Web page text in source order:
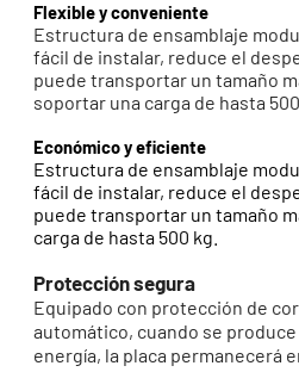
Flexible y conveniente
Estructura de ensamblaje
fácil de instalar, reduce el
puede transportar un tamaño
soportar una carga de hasta 500
Económico y eficiente
Estructura de ensamblaje
fácil de instalar, reduce el
puede transportar un tamaño
carga de hasta 500 kg.
Protección segura
Equipado con protección de
automático, cuando se
energía, la placa permanecerá